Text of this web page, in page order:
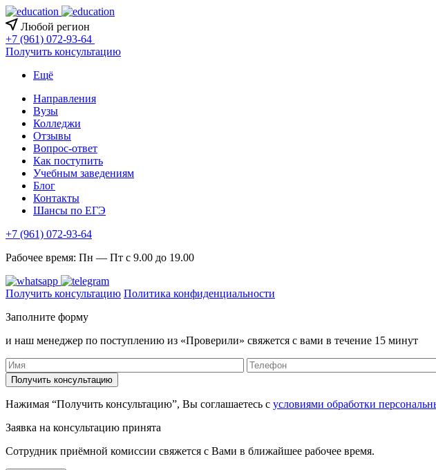
Любой регион
+7 (961) 072-93-64
Получить консультацию
Ещё
Направления
Вузы
Колледжи
Отзывы
Вопрос-ответ
Как поступить
Учебным заведениям
Блог
Контакты
Шансы по ЕГЭ
+7 (961) 072-93-64
Рабочее время: Пн — Пт с 9.00 до 19.00
Получить консультацию Политика конфиденциальности
Заполните форму
и наш менеджер по поступлению из «Проверили» свяжется с вами в течение 15 минут
Нажимая “Получить консультацию”, Вы соглашаетесь с условиями обработки
Заявка на консультацию принята
Сотрудник приёмной комиссии свяжется с Вами в ближайшее рабочее время.